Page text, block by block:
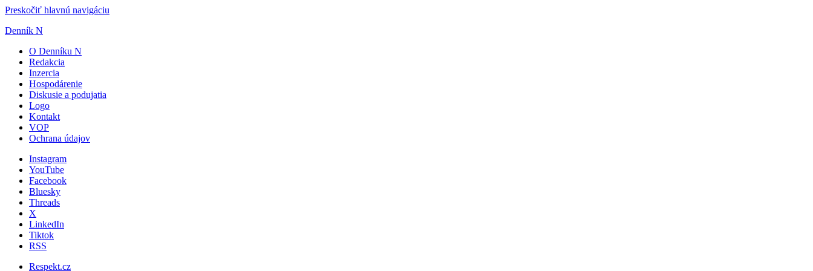
Preskočiť hlavnú navigáciu
Denník N
O Denníku N
Redakcia
Inzercia
Hospodárenie
Diskusie a podujatia
Logo
Kontakt
VOP
Ochrana údajov
Instagram
YouTube
Facebook
Bluesky
Threads
X
LinkedIn
Tiktok
RSS
Respekt.cz